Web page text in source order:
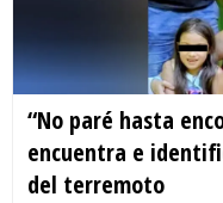
“No paré hasta
encuentra e
del terremoto